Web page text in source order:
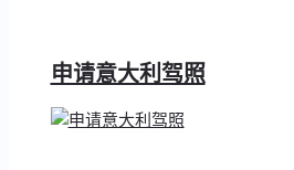
申请意大利驾照